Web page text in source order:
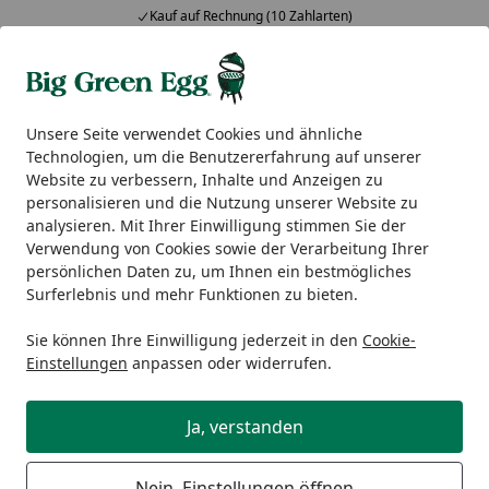
Unsere Seite verwendet Cookies und ähnliche
Technologien, um die Benutzererfahrung auf unserer
Website zu verbessern, Inhalte und Anzeigen zu
personalisieren und die Nutzung unserer Website zu
analysieren. Mit Ihrer Einwilligung stimmen Sie der
Verwendung von Cookies sowie der Verarbeitung Ihrer
persönlichen Daten zu, um Ihnen ein bestmögliches
Surferlebnis und mehr Funktionen zu bieten.
Sie können Ihre Einwilligung jederzeit in den Cookie-
Einstellungen anpassen oder widerrufen.
Ja, verstanden
Kauf auf Rechnung (10 Zahlarten)
Alle Produkte
Mein Konto
Suchen
Startseite
Big Green Egg Zubehör Kohle & Räucherholz
Big Green Egg Holzkohle-
Grillanzünder